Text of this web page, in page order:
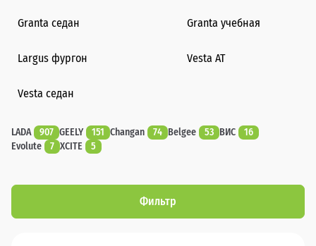
Granta седан Granta учебная
Largus фургон Vesta AT
Vesta седан
LADA 907 GEELY 151 Changan 74 Belgee 53 ВИС
16
Evolute
7 XCITE 5
Фильтр